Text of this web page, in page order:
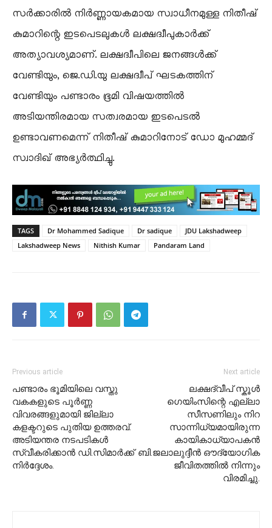
സർക്കാരിൽ നിർണ്ണായകമായ സ്വാധീനമുള്ള നിതീഷ്
കുമാറിന്റെ ഇടപെടലുകൾ ലക്ഷദ്വീപുകാർക്ക്
അത്യാവശ്യമാണ്. ലക്ഷദ്വീപിലെ ജനങ്ങൾക്ക്
വേണ്ടിയും, ജെ.ഡി.യു ലക്ഷദ്വീപ് ഘടകത്തിന്
വേണ്ടിയും പണ്ടാരം ഭൂമി വിഷയത്തിൽ
അടിയന്തിരമായ സത്വരമായ ഇടപെടൽ
ഉണ്ടാവണമെന്ന് നിതീഷ് കുമാറിനോട് ഡോ മുഹമ്മദ്
സ്വാദിഖ് അഭ്യർത്ഥിച്ചു.
TAGS Dr Mohammed Sadique Dr sadique
JDU Lakshadweep
Lakshadweep News
Nithish Kumar Pandaram Land
Previous article
പണ്ടാരം ഭൂമിയിലെ വസ്തു
വകകളുടെ പൂർണ്ണ
വിവരങ്ങളുമായി ജില്ലാ
കളക്ടറുടെ പുതിയ ഉത്തരവ്.
അടിയന്തര നടപടികൾ
സ്വീകരിക്കാൻ ഡി.സിമാർക്ക്
നിർദ്ദേശം.
Next article
ലക്ഷദ്വീപ് സ്കൂൾ
ഗെയിംസിന്റെ എല്ലാ
സീസണിലും നിറ
സാന്നിധ്യമായിരുന്ന
കായികാധ്യാപകൻ
ബി.ജലാലുദ്ദീൻ ഔദ്യോഗിക
ജീവിതത്തിൽ നിന്നും
വിരമിച്ചു.